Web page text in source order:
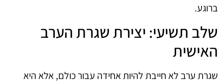
ברוגע.
שלב תשיעי: יצירת שגרת הערב
האישית
שגרת ערב לא חייבת להיות אחידה עבור כולם, אלא היא